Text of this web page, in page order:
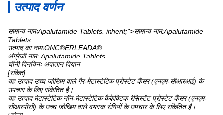
उत्पाद वर्णन
सामान्य नामःApalutamide Tablets. inherit;">सामान्य नाम:Apalutamide
Tablets
उत्पाद का नामःONC®ERLEADA®
अंग्रेजी नाम: Apalutamide Tablets
चीनी पिनयिनः अपातान पियान
[संकेत]
यह उत्पाद उच्च जोखिम वाले गैर-मेटास्टेटिक प्रोस्टेट कैंसर (एनएम-सीआरआई) के
उपचार के लिए संकेतित है।
यह उत्पाद मेटास्टेटिक नॉन-मेटास्टेटिक कैकेक्टिक रेसिस्टेंट प्रोस्टेट कैंसर (एनएम-
सीआरपीसी) के उच्च जोखिम वाले वयस्क रोगियों के उपचार के लिए संकेतित है।